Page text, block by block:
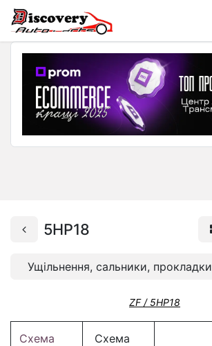
5HP18
Ущільнення, сальники, прокладки
ZF / 5HP18
Схема
Схема